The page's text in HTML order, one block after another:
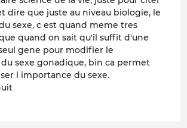
dire que juste au niveau biologie, le
sexe, c est quand meme tres
quand on sait qu'il suffit d'une
gene pour modifier le
sexe gonadique, bin ca permet
l importance du sexe.